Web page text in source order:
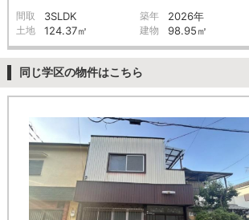
間取 3SLDK 築年 2026年
土地 124.37㎡ 建物 98.95㎡
同じ学区の物件はこちら